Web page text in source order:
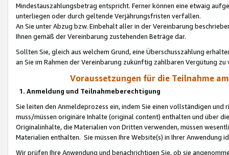
Mindestauszahlungsbetrag entspricht. Ferner können eine etwaig
unterliegen oder durch geltende Verjährungsfristen verfallen.
An Sie unter Abzug bzw. Einbehalt aller in der Vereinbarung
Ihnen gemäß der Vereinbarung zustehenden Beträge dar.
Sollten Sie, gleich aus welchem Grund, eine Überschusszahlung
an Sie im Rahmen der Vereinbarung zukünftig zahlbaren Vergütung zu
Voraussetzungen für die Teilnahme
1. Anmeldung und Teilnahmeberechtigung
Sie leiten den Anmeldeprozess ein, indem Sie einen vollständigen
muss/müssen originäre Inhalte (original content) enthalten und über
Originalinhalte, die Materialien von Dritten verwenden, müssen
Materialien enthalten. Sie müssen Ihre Website(s) in Ihrer Anwendung
Wir prüfen Ihre Anwendung und benachrichtigen Sie, ob sie